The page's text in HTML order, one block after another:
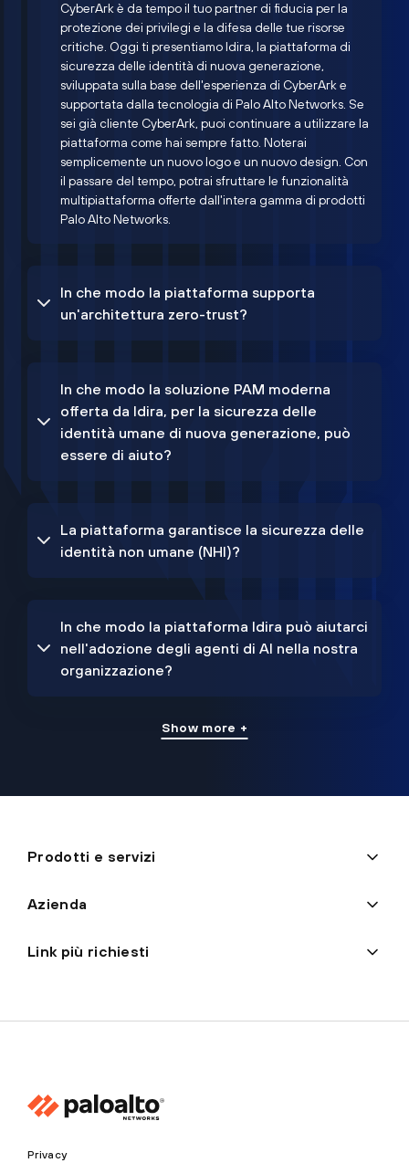
CyberArk è da tempo il tuo partner di fiducia per la
protezione dei privilegi e la difesa delle tue risorse
critiche. Oggi ti presentiamo Idira, la piattaforma di
sicurezza delle identità di nuova generazione,
sviluppata sulla base dell'esperienza di CyberArk e
supportata dalla tecnologia di Palo Alto Networks. Se
sei già cliente CyberArk, puoi continuare a utilizzare la
piattaforma come hai sempre fatto. Noterai
semplicemente un nuovo logo e un nuovo design. Con
il passare del tempo, potrai sfruttare le funzionalità
multipiattaforma offerte dall'intera gamma di prodotti
Palo Alto Networks.
In che modo la piattaforma supporta
un'architettura zero-trust?
In che modo la soluzione PAM moderna
offerta da Idira, per la sicurezza delle
identità umane di nuova generazione, può
essere di aiuto?
La piattaforma garantisce la sicurezza delle
identità non umane (NHI)?
In che modo la piattaforma Idira può aiutarci
nell'adozione degli agenti di AI nella nostra
organizzazione?
Show more +
Prodotti e servizi
Azienda
Link più richiesti
Privacy